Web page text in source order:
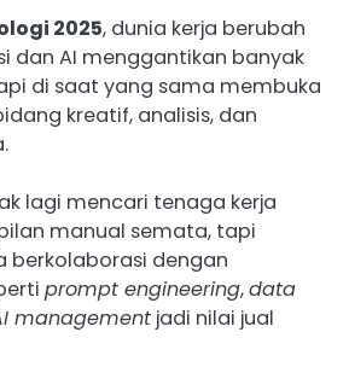
2025, dunia kerja berubah
dan AI menggantikan banyak
di saat yang sama membuka
kreatif, analisis, dan
lagi mencari tenaga kerja
manual semata, tapi
berkolaborasi dengan
prompt engineering,data
management jadi nilai jual